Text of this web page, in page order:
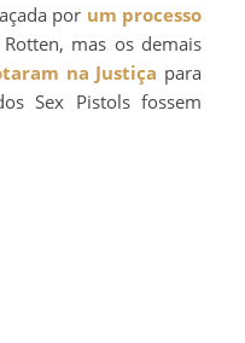
por um processo
mas os demais
na Justiça para
Sex Pistols fossem